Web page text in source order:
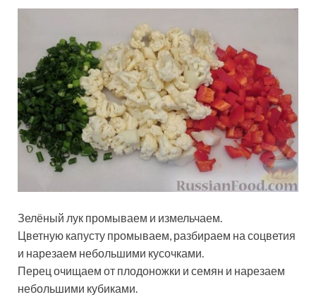
Зелёный лук промываем и измельчаем.
Цветную капусту промываем, разбираем на соцветия
и нарезаем небольшими кусочками.
Перец очищаем от плодоножки и семян и нарезаем
небольшими кубиками.